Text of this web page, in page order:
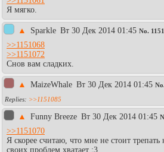
Я мягко.
▲ Sparkle Вт 30 Дек 2014 01:45 No.
>>1151068
>>1151072
Снов вам сладких.
▲ MaizeWhale Вт 30 Дек 2014 01:45 No.
>>1151085
▲ Funny Breeze Вт 30 Дек 2014 01:45
>>1151070
Я скорее считаю, что мне не стоит
своих проблем хватает :3